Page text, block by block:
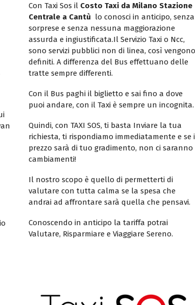
Con Taxi Sos il Costo Taxi da Milano Stazione
Centrale a Cantù lo conosci in anticipo, senza
sorprese e senza nessuna maggiorazione
assurda e ingiustificata.Il Servizio Taxi o Ncc,
sono servizi pubblici non di linea, così vengono
definiti. A differenza del Bus effettuano delle
tratte sempre differenti.
Con il Bus paghi il biglietto e sai fino a dove
puoi andare, con il Taxi è sempre un incognita.
Quindi, con TAXI SOS, ti basta Inviare la tua
richiesta, ti rispondiamo immediatamente e se
prezzo sarà di tuo gradimento, non ci saranno
cambiamenti!
Il nostro scopo è quello di permetterti di
valutare con tutta calma se la spesa che
andrai ad affrontare sarà quella che pensavi.
Conoscendo in anticipo la tariffa potrai
Valutare, Risparmiare e Viaggiare Sereno.